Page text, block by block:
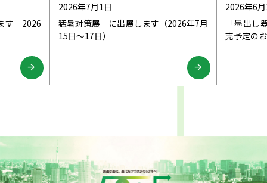
す 2026
arrow_forward
2026年7月1日
猛暑対策展 に出展します（2026年7月
15日～17日）
arrow_forward
2026年6
「墨出
売予定の